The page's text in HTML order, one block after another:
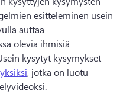
esitteleminen usein
auttaa
olevia ihmisiä
kysytyt kysymykset
, jotka on luotu